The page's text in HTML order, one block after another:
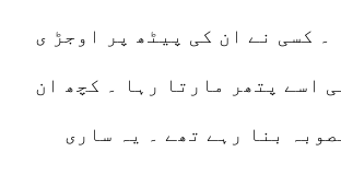
۔ کسی نے ان کی پیٹھ پر اوجڑ ی
اسے پتھر مارتا رہا ۔ کچھ ان
بنا رہے تھے ۔ یہ ساری